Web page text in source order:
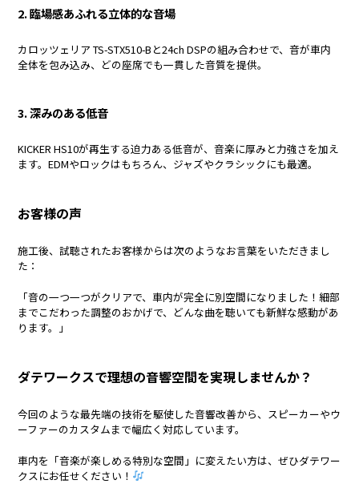
2. 臨場感あふれる立体的な音場
カロッツェリア TS-STX510-Bと24ch DSPの組み合わせで、音が車内
全体を包み込み、どの座席でも一貫した音質を提供。
3. 深みのある低音
KICKER HS10が再生する迫力ある低音が、音楽に厚みと力強さを加え
ます。EDMやロックはもちろん、ジャズやクラシックにも最適。
お客様の声
施工後、試聴されたお客様からは次のようなお言葉をいただきまし
た：
「音の一つ一つがクリアで、車内が完全に別空間になりました！細部
までこだわった調整のおかげで、どんな曲を聴いても新鮮な感動があ
ります。」
ダテワークスで理想の音響空間を実現しませんか？
今回のような最先端の技術を駆使した音響改善から、スピーカーやウ
ーファーのカスタムまで幅広く対応しています。
車内を「音楽が楽しめる特別な空間」に変えたい方は、ぜひダテワー
クスにお任せください！